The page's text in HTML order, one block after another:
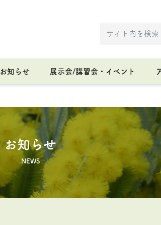
お知らせ 展示会/講習会・イベント
お知らせ
NEWS